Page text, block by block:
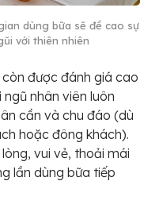
dùng bữa sẽ đề cao sự
với thiên nhiên
được đánh giá cao
nhân viên luôn
cần và chu đáo (dù
hoặc đông khách).
vui vẻ, thoải mái
lần dùng bữa tiếp